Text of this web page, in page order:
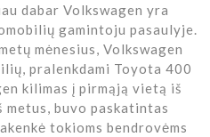
dabar Volkswagen yra
gamintoju pasaulyje.
mėnesius, Volkswagen
pralenkdami Toyota 400
kilimas į pirmąją vietą iš
buvo paskatintas
tokioms bendrovėms